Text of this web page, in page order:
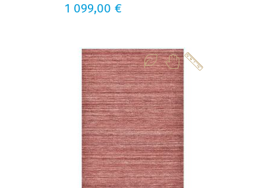
Cena
1 099,00 €